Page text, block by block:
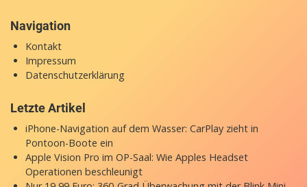
Navigation
Kontakt
Impressum
Datenschutzerklärung
Letzte Artikel
iPhone-Navigation auf dem Wasser: CarPlay zieht in
Pontoon-Boote ein
Apple Vision Pro im OP-Saal: Wie Apples Headset
Operationen beschleunigt